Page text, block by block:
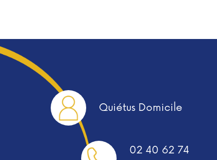
Quiétus Domicile
02 40 62 74